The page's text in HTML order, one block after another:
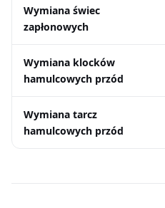
Wymiana świec
zapłonowych
Wymiana klocków
hamulcowych przód
Wymiana tarcz
hamulcowych przód